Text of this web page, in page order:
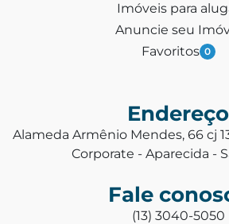
Imóveis para
Anuncie seu
Favoritos 0
Endereço
Alameda Armênio Mendes, 66 cj
Corporate - Aparecida -
Fale
(13) 3040-5050